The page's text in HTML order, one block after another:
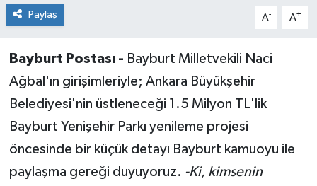
Paylaş A- A+
Bayburt Postası - Bayburt Milletvekili Naci
Ağbal'ın girişimleriyle; Ankara Büyükşehir
Belediyesi'nin üstleneceği 1.5 Milyon TL'lik
Bayburt Yenişehir Parkı yenileme projesi
öncesinde bir küçük detayı Bayburt kamuoyu ile
paylaşma gereği duyuyoruz. -Ki, kimsenin